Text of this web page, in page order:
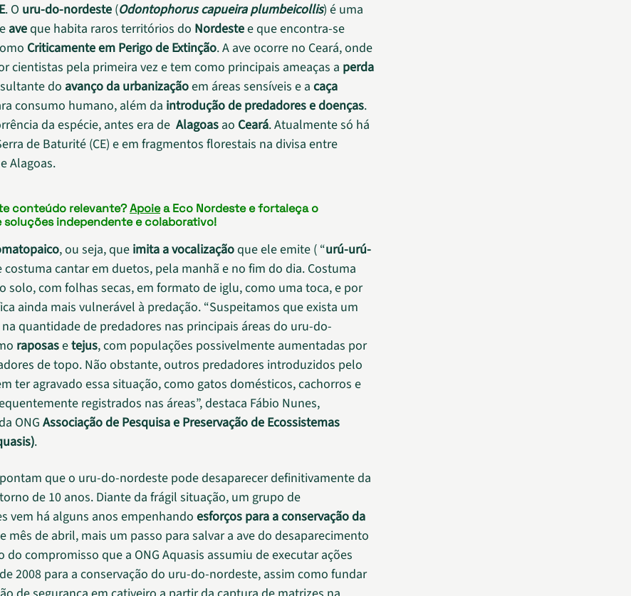
. O uru-do-nordeste (Odontophorus capueira plumbeicollis) é uma
aveque habita raros territórios do Nordestee que encontra-se
Criticamente em Perigo de Extinção. A ave ocorre no Ceará, onde
cientistas pela primeira vez e tem como principais ameaças a perda
do avanço da urbanizaçãoem áreas sensíveis e a caça
consumo humano, além da introdução de predadores e doenças.
da espécie, antes era de Alagoas ao Ceará. Atualmente só há
de Baturité (CE) e em fragmentos florestais na divisa entre
e Alagoas.
conteúdo relevante?Apoiea Eco Nordeste e fortaleça o
soluções independente e colaborativo!
, ou seja, que imita a vocalizaçãoque ele emite ( “urú-urú-
costuma cantar em duetos, pela manhã e no fim do dia. Costuma
solo, com folhas secas, em formato de iglu, como uma toca, e por
ainda mais vulnerável à predação. “Suspeitamos que exista um
quantidade de predadores nas principais áreas do uru-do-
raposasetejus, com populações possivelmente aumentadas por
de topo. Não obstante, outros predadores introduzidos pelo
ter agravado essa situação, como gatos domésticos, cachorros e
registrados nas áreas”, destaca Fábio Nunes,
ONGAssociação de Pesquisa e Preservação de Ecossistemas
.
que o uru-do-nordeste pode desaparecer definitivamente da
de 10 anos. Diante da frágil situação, um grupo de
vem há alguns anos empenhando esforços para a conservação da
mês de abril, mais um passo para salvar a ave do desaparecimento
do compromisso que a ONG Aquasis assumiu de executar ações
2008 para a conservação do uru-do-nordeste, assim como fundar